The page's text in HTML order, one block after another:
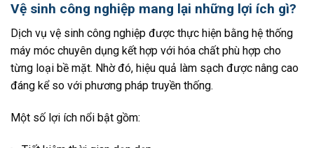
Vệ sinh công nghiệp mang lại những lợi ích gì?
Dịch vụ vệ sinh công nghiệp được thực hiện bằng hệ thống
máy móc chuyên dụng kết hợp với hóa chất phù hợp cho
từng loại bề mặt. Nhờ đó, hiệu quả làm sạch được nâng cao
đáng kể so với phương pháp truyền thống.
Một số lợi ích nổi bật gồm: